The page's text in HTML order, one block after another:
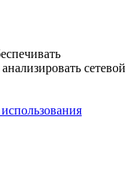
сетевой